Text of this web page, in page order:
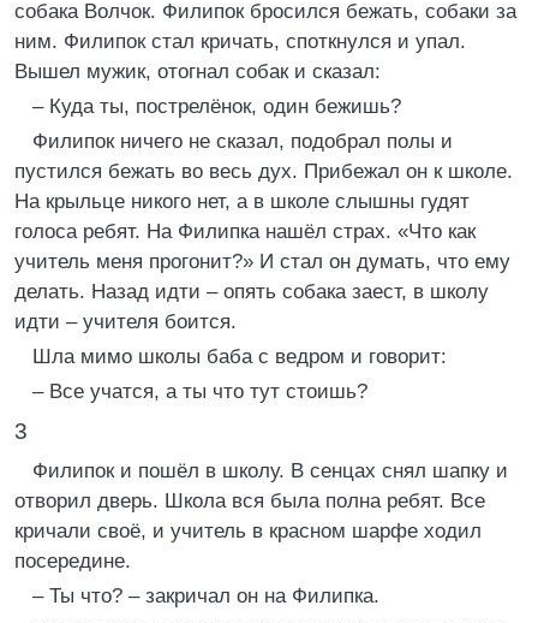
собака Волчок. Филипок бросился бежать, собаки за
ним. Филипок стал кричать, споткнулся и упал.
Вышел мужик, отогнал собак и сказал:
– Куда ты, пострелёнок, один бежишь?
Филипок ничего не сказал, подобрал полы и
пустился бежать во весь дух. Прибежал он к школе.
На крыльце никого нет, а в школе слышны гудят
голоса ребят. На Филипка нашёл страх. «Что как
учитель меня прогонит?» И стал он думать, что ему
делать. Назад идти – опять собака заест, в школу
идти – учителя боится.
Шла мимо школы баба с ведром и говорит:
– Все учатся, а ты что тут стоишь?
3
Филипок и пошёл в школу. В сенцах снял шапку и
отворил дверь. Школа вся была полна ребят. Все
кричали своё, и учитель в красном шарфе ходил
посередине.
– Ты что? – закричал он на Филипка.